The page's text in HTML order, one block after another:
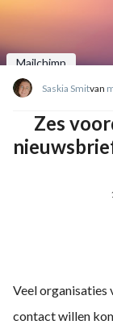
Mailchimp
Saskia Smitvan
Zes
Veel organisaties
contact willen
zijn
om
te
Ze
gebruikt